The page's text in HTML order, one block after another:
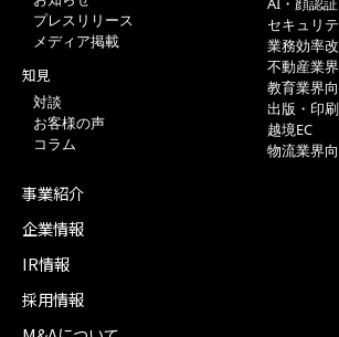
プレスリリース
メディア掲載
知見
対談
お客様の声
コラム
セキュリ
業務効率
不動産業
教育業界
出版・印
越境EC
物流業界
事業紹介
企業情報
IR情報
採用情報